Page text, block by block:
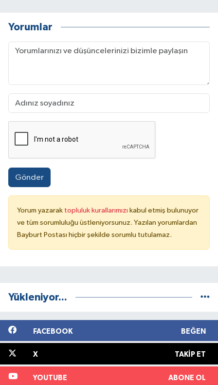
Yorumlar
Gönder
Yorum yazarak topluluk kurallarımızı kabul etmiş bulunuyor
ve tüm sorumluluğu üstleniyorsunuz. Yazılan yorumlardan
Bayburt Postası hiçbir şekilde sorumlu tutulamaz.
Yükleniyor...
FACEBOOK BEĞEN
X TAKIP ET
YOUTUBE ABONE OL